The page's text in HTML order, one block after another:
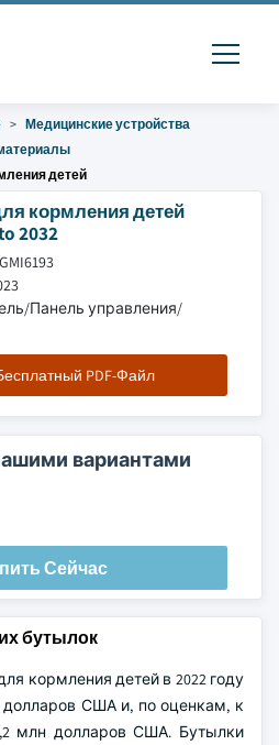
Медицинские устройства
детей
кормления детей
2032
Панель управления/
PDF-Файл
вариантами
Сейчас
бутылок
кормления детей в 2022 году
долларов США и, по оценкам, к
млн долларов США. Бутылки